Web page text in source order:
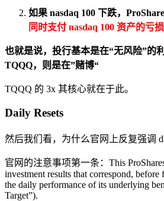
如果 nasdaq 100 下跌，
同时支付 nasdaq 100 资产的亏
也就是说，投行基本是在“无风险”的
TQQQ，则是在”赌博“
TQQQ 的 3x 其核心就在于此。
Daily Resets
然后我们看，为什么官网上反复强调
官网的注意事项第一条：This
investment results that correspond, before
the daily performance of its underlying
Target”).